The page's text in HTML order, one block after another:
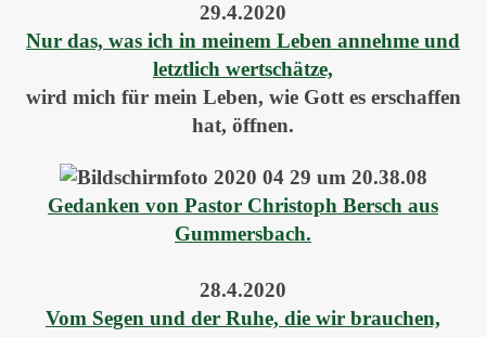
29.4.2020
Nur das, was ich in meinem Leben annehme und
letztlich wertschätze,
wird mich für mein Leben, wie Gott es erschaffen
hat, öffnen.
Gedanken von Pastor Christoph Bersch aus
Gummersbach.
28.4.2020
Vom Segen und der Ruhe, die wir brauchen,